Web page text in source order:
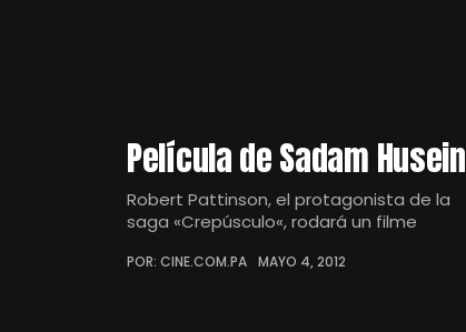
Película de Sadam Husein
Robert Pattinson, el protagonista de la
saga «Crepúsculo«, rodará un filme
POR: CINE.COM.PA MAYO 4, 2012